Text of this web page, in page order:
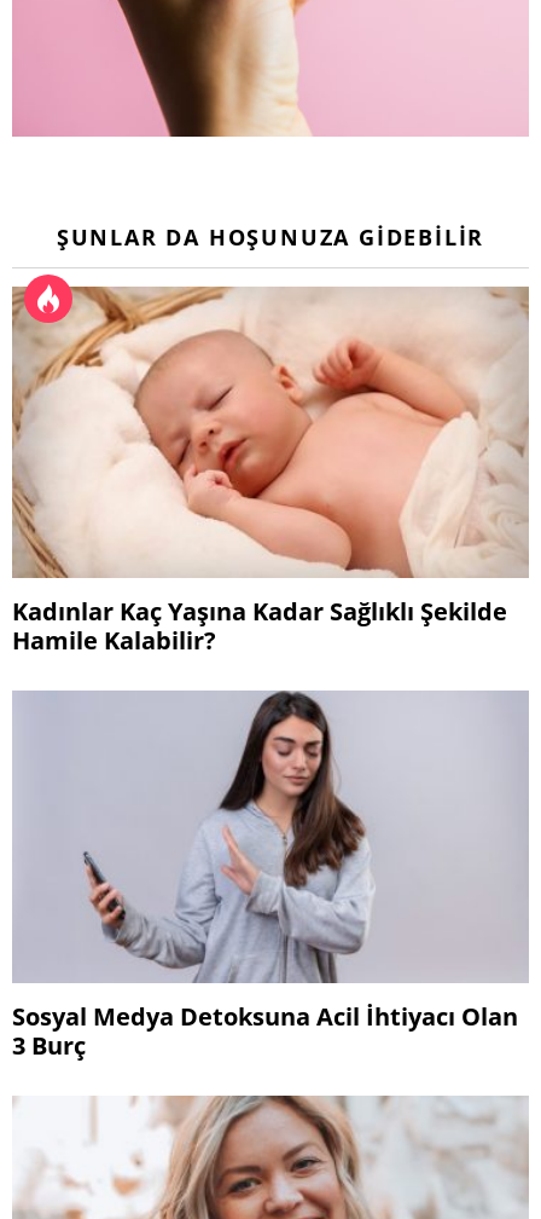
ŞUNLAR DA HOŞUNUZA GIDEBILIR
Kadınlar Kaç Yaşına Kadar Sağlıklı Şekilde
Hamile Kalabilir?
Sosyal Medya Detoksuna Acil İhtiyacı Olan
3 Burç